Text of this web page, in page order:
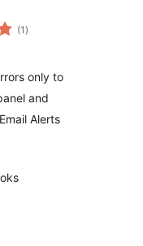
(1 total
ratings
)
only to
and
Alerts